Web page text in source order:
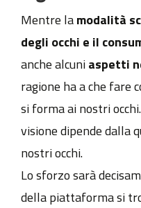
Mentre lamodalità
degli occhi e il
anche alcuniaspetti
ragione ha a che fare
si forma ai nostri
visione dipende dalla
nostri occhi.
Lo sforzo sarà
della piattaforma si